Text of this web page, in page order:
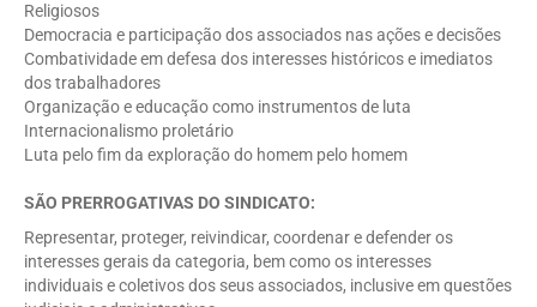
Religiosos
Democracia e participação dos associados nas ações e decisões
Combatividade em defesa dos interesses históricos e imediatos
dos trabalhadores
Organização e educação como instrumentos de luta
Internacionalismo proletário
Luta pelo fim da exploração do homem pelo homem
SÃO PRERROGATIVAS DO SINDICATO:
Representar, proteger, reivindicar, coordenar e defender os
interesses gerais da categoria, bem como os interesses
individuais e coletivos dos seus associados, inclusive em questões